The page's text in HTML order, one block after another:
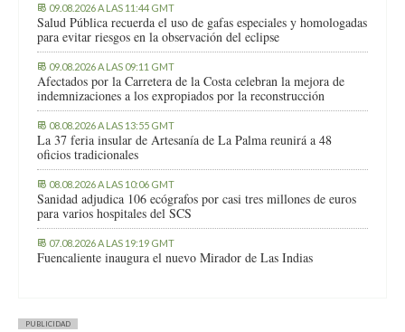
09.08.2026 A LAS 11:44 GMT
Salud Pública recuerda el uso de gafas especiales y homologadas
para evitar riesgos en la observación del eclipse
09.08.2026 A LAS 09:11 GMT
Afectados por la Carretera de la Costa celebran la mejora de
indemnizaciones a los expropiados por la reconstrucción
08.08.2026 A LAS 13:55 GMT
La 37 feria insular de Artesanía de La Palma reunirá a 48
oficios tradicionales
08.08.2026 A LAS 10:06 GMT
Sanidad adjudica 106 ecógrafos por casi tres millones de euros
para varios hospitales del SCS
07.08.2026 A LAS 19:19 GMT
Fuencaliente inaugura el nuevo Mirador de Las Indias
PUBLICIDAD